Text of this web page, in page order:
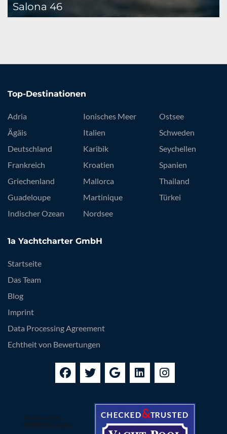
Salona 46
Top-Destinationen
Adria
Ägäis
Deutschland
Frankreich
Griechenland
Guadeloupe
Indischer Ozean
Ionisches Meer
Italien
Karibik
Kroatien
Mallorca
Martinique
Nordsee
Ostsee
Schweden
Seychellen
Spanien
Thailand
Türkei
1a Yachtcharter GmbH
Startseite
Das Team
Blog
Imprint
Data Processing Agreement
Echtheit von Bewertungen